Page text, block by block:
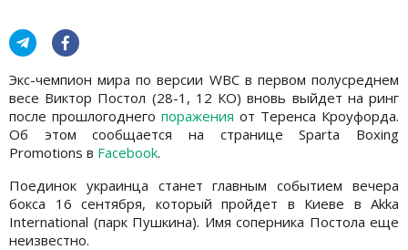
Экс-чемпион мира по версии WBC в первом полусреднем
весе Виктор Постол (28-1, 12 КО) вновь выйдет на ринг
после прошлогоднего поражения от Теренса Кроуфорда.
Об этом сообщается на странице Sparta Boxing
Promotions в Facebook.
Поединок украинца станет главным событием вечера
бокса 16 сентября, который пройдет в Киеве в Akka
International (парк Пушкина). Имя соперника Постола еще
неизвестно.